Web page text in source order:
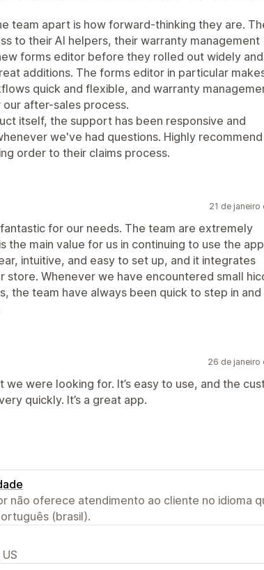
team apart is how forward-thinking they are.
to their AI helpers, their warranty management
forms editor before they rolled out widely
additions. The forms editor in particular
quick and flexible, and warranty
after-sales process.
itself, the support has been responsive and
we've had questions. Highly
order to their claims process.
21 de janeiro
for our needs. The team are extremely
the main value for us in continuing to use the
intuitive, and easy to set up, and it integrates
store. Whenever we have encountered small
the team have always been quick to step in and
26 de janeiro
we were looking for. It’s easy to use, and the
quickly. It’s a great app.
não oferece atendimento ao cliente no idioma
(brasil).